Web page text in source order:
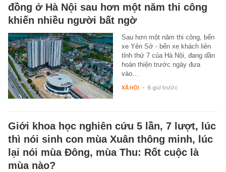
đồng ở Hà Nội sau hơn một năm thi công
khiến nhiều người bất ngờ
Sau hơn một năm thi công, bến
xe Yên Sở - bến xe khách liên
tỉnh thứ 7 của Hà Nội, đang dần
hoàn thiện trước ngày đưa
vào…
XÃ HỘI - 6 giờ trước
Giới khoa học nghiên cứu 5 lần, 7 lượt, lúc
thì nói sinh con mùa Xuân thông minh, lúc
lại nói mùa Đông, mùa Thu: Rốt cuộc là
mùa nào?